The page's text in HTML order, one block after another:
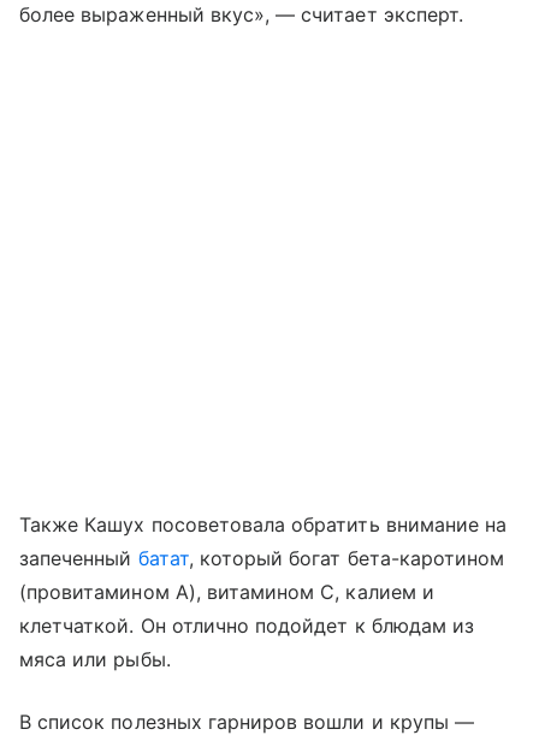
более выраженный вкус», — считает эксперт.
Также Кашух посоветовала обратить внимание на
запеченный батат, который богат бета-каротином
(провитамином А), витамином С, калием и
клетчаткой. Он отлично подойдет к блюдам из
мяса или рыбы.
В список полезных гарниров вошли и крупы —